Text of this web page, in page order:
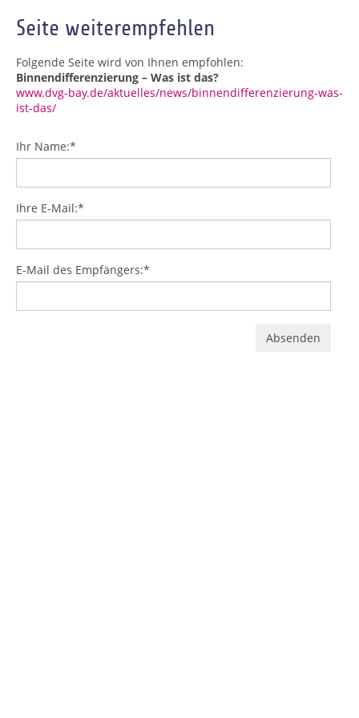
Seite weiterempfehlen
Folgende Seite wird von Ihnen empfohlen:
Binnendifferenzierung – Was ist das?
www.dvg-bay.de/aktuelles/news/binnendifferenzierung-was-
ist-das/
Ihr Name:*
Ihre E-Mail:*
E-Mail des Empfängers:*
Absenden